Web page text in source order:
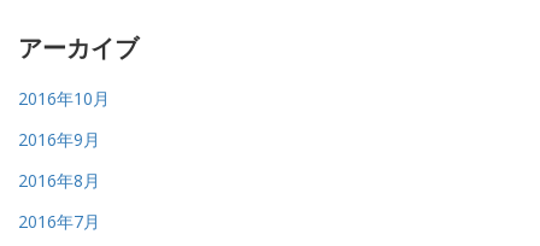
アーカイブ
2016年10月
2016年9月
2016年8月
2016年7月